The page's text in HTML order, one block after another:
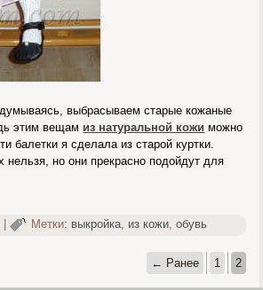
выбрасываем старые кожаные
этим вещам из натуральной кожи можно
балетки я сделала из старой куртки.
нельзя, но они прекрасно подойдут для
| Метки: выкройка, из кожи,обувь
← Ранее 1 2